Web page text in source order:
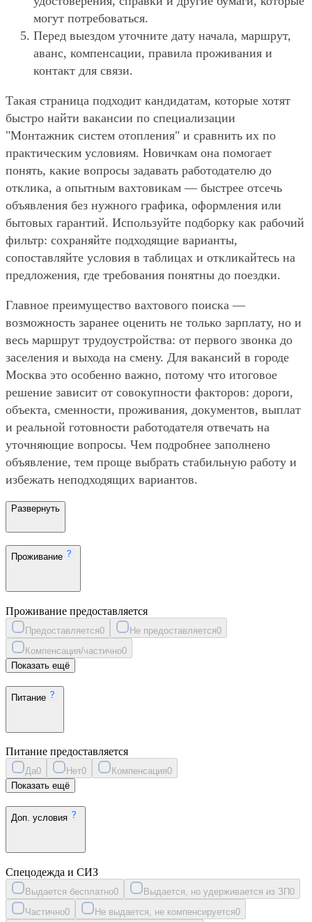
могут потребоваться.
Перед выездом уточните дату начала, маршрут,
аванс, компенсации, правила проживания и
контакт для связи.
Такая страница подходит кандидатам, которые хотят
быстро найти вакансии по специализации
"Монтажник систем отопления" и сравнить их по
практическим условиям. Новичкам она помогает
понять, какие вопросы задавать работодателю до
отклика, а опытным вахтовикам — быстрее отсечь
объявления без нужного графика, оформления или
бытовых гарантий. Используйте подборку как рабочий
фильтр: сохраняйте подходящие варианты,
сопоставляйте условия в таблицах и откликайтесь на
предложения, где требования понятны до поездки.
Главное преимущество вахтового поиска —
возможность заранее оценить не только зарплату, но и
весь маршрут трудоустройства: от первого звонка до
заселения и выхода на смену. Для вакансий в городе
Москва это особенно важно, потому что итоговое
решение зависит от совокупности факторов: дороги,
объекта, сменности, проживания, документов, выплат
и реальной готовности работодателя отвечать на
уточняющие вопросы. Чем подробнее заполнено
объявление, тем проще выбрать стабильную работу и
избежать неподходящих вариантов.
Развернуть
Проживание
Проживание предоставляется
Предоставляется0 Не предоставляется0
Компенсация/частично0
Показать ещё
Питание
Питание предоставляется
Да0 Нет0 Компенсация0
Показать ещё
Доп. условия
Спецодежда и СИЗ
Выдается бесплатно0 Выдается, но удерживается из ЗП0
Частично0 Не выдается, не компенсируется0